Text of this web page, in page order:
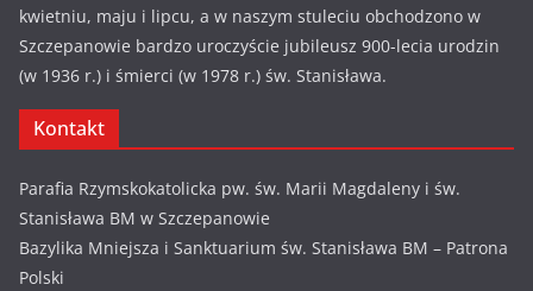
kwietniu, maju i lipcu, a w naszym stuleciu obchodzono w
Szczepanowie bardzo uroczyście jubileusz 900-lecia urodzin
(w 1936 r.) i śmierci (w 1978 r.) św. Stanisława.
Kontakt
Parafia Rzymskokatolicka pw. św. Marii Magdaleny i św.
Stanisława BM w Szczepanowie
Bazylika Mniejsza i Sanktuarium św. Stanisława BM – Patrona
Polski